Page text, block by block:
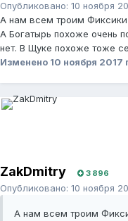
Опубликовано: 10 ноября
А нам всем троим Фиксики
А Богатырь похоже очень
нет. В Щуке похоже тоже
Изменено 10 ноября 2017
ZakDmitry 3 896
Опубликовано: 10 ноября
А нам всем троим